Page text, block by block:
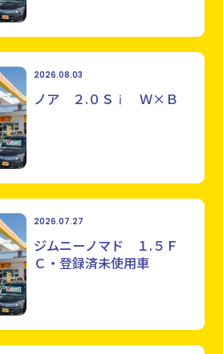
2026.08.03
ノア ２.０Ｓⅰ Ｗ×Ｂ
2026.07.27
ジムニーノマド １.５Ｆ
Ｃ・登録済未使用車